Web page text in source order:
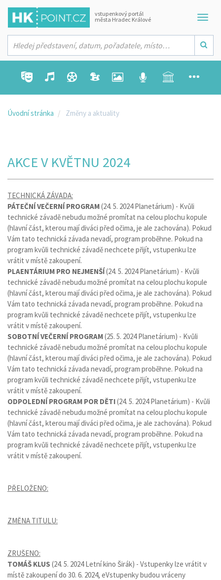
vstupenkový portál
města Hradec Králové
Úvodní stránka Změny a aktuality
AKCE V KVĚTNU 2024
TECHNICKÁ ZÁVADA:
PÁTEČNÍ VEČERNÍ PROGRAM(24. 5. 2024 Planetárium) - Kvůli
technické závadě nebudu možné promítat na celou plochu kopule
(hlavní část, kterou mají diváci před očima, je ale zachována). Pokud
Vám tato technická závada nevadí, program proběhne. Pokud na
program kvůli technické závadě nechcete přijít, vstupenku lze
vrátit v místě zakoupení.
PLAENTÁRIUM PRO NEJMENŠÍ(24. 5. 2024 Planetárium) - Kvůli
technické závadě nebudu možné promítat na celou plochu kopule
(hlavní část, kterou mají diváci před očima, je ale zachována). Pokud
Vám tato technická závada nevadí, program proběhne. Pokud na
program kvůli technické závadě nechcete přijít, vstupenku lze
vrátit v místě zakoupení.
SOBOTNÍ VEČERNÍ PROGRAM(25. 5. 2024 Planetárium) - Kvůli
technické závadě nebudu možné promítat na celou plochu kopule
(hlavní část, kterou mají diváci před očima, je ale zachována). Pokud
Vám tato technická závada nevadí, program proběhne. Pokud na
program kvůli technické závadě nechcete přijít, vstupenku lze
vrátit v místě zakoupení.
ODPOLEDNÍ PROGRAM POR DĚTI(24. 5. 2024 Planetárium) - Kvůli
technické závadě nebudu možné promítat na celou plochu kopule
(hlavní část, kterou mají diváci před očima, je ale zachována). Pokud
Vám tato technická závada nevadí, program proběhne. Pokud na
program kvůli technické závadě nechcete přijít, vstupenku lze
vrátit v místě zakoupení.
PŘELOŽENO:
ZMĚNA TITULU:
ZRUŠENO:
TOMÁŠ KLUS (24. 5. 2024 Letní kino Širák) - Vstupenky lze vrátit v
místě zakoupení do 30. 6. 2024, eVstupenky budou vráceny